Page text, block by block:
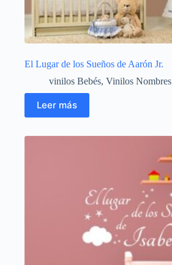
El Lugar de los Sueños de Aarón Jr.
vinilos Bebés, Vinilos Nombres
Leer más